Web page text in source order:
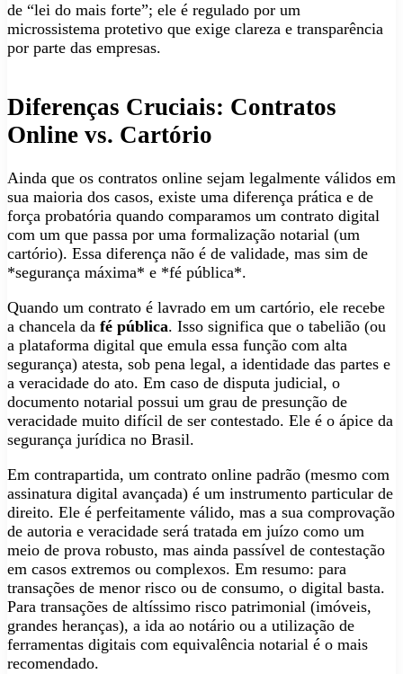
de “lei do mais forte”; ele é regulado por um
microssistema protetivo que exige clareza e transparência
por parte das empresas.
Diferenças Cruciais: Contratos
Online vs. Cartório
Ainda que os contratos online sejam legalmente válidos em
sua maioria dos casos, existe uma diferença prática e de
força probatória quando comparamos um contrato digital
com um que passa por uma formalização notarial (um
cartório). Essa diferença não é de validade, mas sim de
*segurança máxima* e *fé pública*.
Quando um contrato é lavrado em um cartório, ele recebe
a chancela da fé pública. Isso significa que o tabelião (ou
a plataforma digital que emula essa função com alta
segurança) atesta, sob pena legal, a identidade das partes e
a veracidade do ato. Em caso de disputa judicial, o
documento notarial possui um grau de presunção de
veracidade muito difícil de ser contestado. Ele é o ápice da
segurança jurídica no Brasil.
Em contrapartida, um contrato online padrão (mesmo com
assinatura digital avançada) é um instrumento particular de
direito. Ele é perfeitamente válido, mas a sua comprovação
de autoria e veracidade será tratada em juízo como um
meio de prova robusto, mas ainda passível de contestação
em casos extremos ou complexos. Em resumo: para
transações de menor risco ou de consumo, o digital basta.
Para transações de altíssimo risco patrimonial (imóveis,
grandes heranças), a ida ao notário ou a utilização de
ferramentas digitais com equivalência notarial é o mais
recomendado.